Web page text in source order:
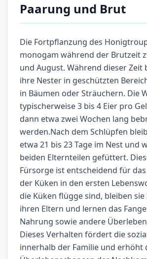
Paarung und Brut
Die Fortpflanzung des
monogam während der Brutzeit
und August. Während dieser Zeit
ihre Nester in geschützten
in Bäumen oder Sträuchern. Die
typischerweise 3 bis 4 Eier pro
dann etwa zwei Wochen lang
werden.Nach dem Schlüpfen
etwa 21 bis 23 Tage im Nest und
beiden Elternteilen gefüttert.
Fürsorge ist entscheidend für
der Küken in den ersten
die Küken flügge sind, bleiben
ihren Eltern und lernen das
Nahrung sowie andere
Dieses Verhalten fördert die
innerhalb der Familie und erhöht